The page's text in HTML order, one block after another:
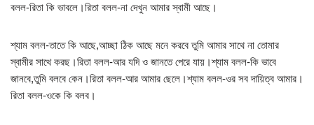
বলল-রিতা কি ভাবলে।রিতা বলল-না দেখুন আমার স্বামী আছে।
শ্যাম বলল-তাতে কি আছে,আচ্ছা ঠিক আছে মনে করবে তুমি আমার সাথে না তোমার
স্বামীর সাথে করছ।রিতা বলল-আর যদি ও জানতে পেরে যায়।শ্যাম বলল-কি ভাবে
জানবে,তুমি বলবে কেন।রিতা বলল-আর আমার ছেলে।শ্যাম বলল-ওর সব দায়িত্ব আমার।
রিতা বলল-ওকে কি বলব।